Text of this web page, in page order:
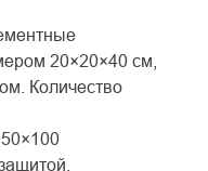
20×20×40 см,
Количество